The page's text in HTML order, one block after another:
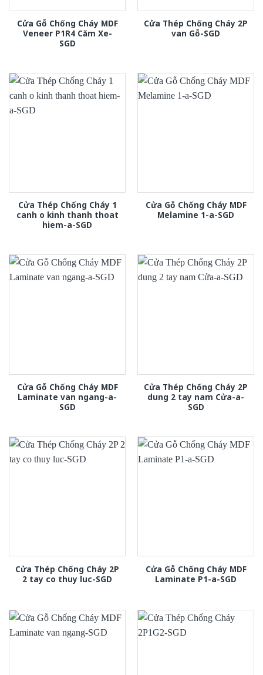
Cửa Gỗ Chống Cháy MDF
Veneer P1R4 Căm Xe-
SGD
Cửa Thép Chống Cháy 2P
van Gỗ-SGD
Cửa Thép Chống Cháy 1
canh o kinh thanh thoat
hiem-a-SGD
Cửa Gỗ Chống Cháy MDF
Melamine 1-a-SGD
Cửa Gỗ Chống Cháy MDF
Laminate van ngang-a-
SGD
Cửa Thép Chống Cháy 2P
dung 2 tay nam Cửa-a-
SGD
Cửa Thép Chống Cháy 2P
2 tay co thuy luc-SGD
Cửa Gỗ Chống Cháy MDF
Laminate P1-a-SGD